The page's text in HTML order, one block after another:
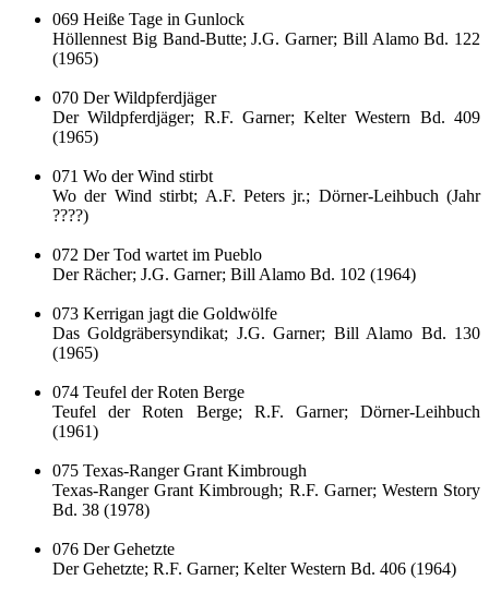
069 Heiße Tage in Gunlock
Höllennest Big Band-Butte; J.G. Garner; Bill Alamo Bd. 122
(1965)
070 Der Wildpferdjäger
Der Wildpferdjäger; R.F. Garner; Kelter Western Bd. 409
(1965)
071 Wo der Wind stirbt
Wo der Wind stirbt; A.F. Peters jr.; Dörner-Leihbuch (Jahr
????)
072 Der Tod wartet im Pueblo
Der Rächer; J.G. Garner; Bill Alamo Bd. 102 (1964)
073 Kerrigan jagt die Goldwölfe
Das Goldgräbersyndikat; J.G. Garner; Bill Alamo Bd. 130
(1965)
074 Teufel der Roten Berge
Teufel der Roten Berge; R.F. Garner; Dörner-Leihbuch
(1961)
075 Texas-Ranger Grant Kimbrough
Texas-Ranger Grant Kimbrough; R.F. Garner; Western Story
Bd. 38 (1978)
076 Der Gehetzte
Der Gehetzte; R.F. Garner; Kelter Western Bd. 406 (1964)